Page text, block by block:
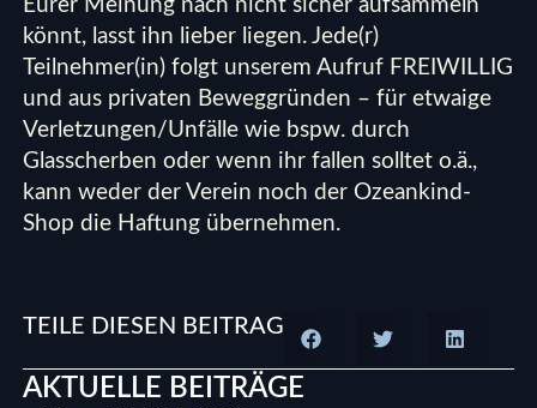
Eurer Meinung nach nicht sicher aufsammeln
könnt, lasst ihn lieber liegen. Jede(r)
Teilnehmer(in) folgt unserem Aufruf FREIWILLIG
und aus privaten Beweggründen – für etwaige
Verletzungen/Unfälle wie bspw. durch
Glasscherben oder wenn ihr fallen solltet o.ä.,
kann weder der Verein noch der Ozeankind-
Shop die Haftung übernehmen.
TEILE DIESEN BEITRAG
AKTUELLE BEITRÄGE